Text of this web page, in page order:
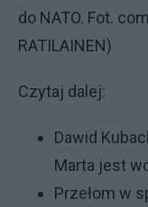
do NATO. Fot.
RATILAINEN)
Czytaj dalej:
Dawid
Marta jest
Przełom w